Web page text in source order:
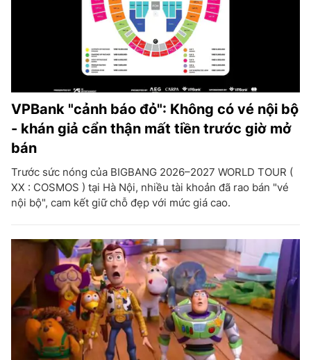
VPBank "cảnh báo đỏ": Không có vé nội bộ
- khán giả cẩn thận mất tiền trước giờ mở
bán
Trước sức nóng của BIGBANG 2026–2027 WORLD TOUR (
XX : COSMOS ) tại Hà Nội, nhiều tài khoản đã rao bán "vé
nội bộ", cam kết giữ chỗ đẹp với mức giá cao.